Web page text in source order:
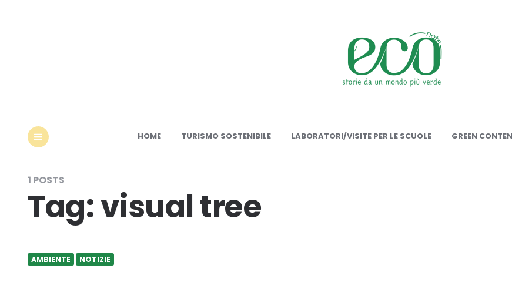
HOME TURISMO SOSTENIBILE LABORATORI/VISITE PER LE SCUOLE GREEN
1 POSTS
Tag:visual tree
AMBIENTE NOTIZIE